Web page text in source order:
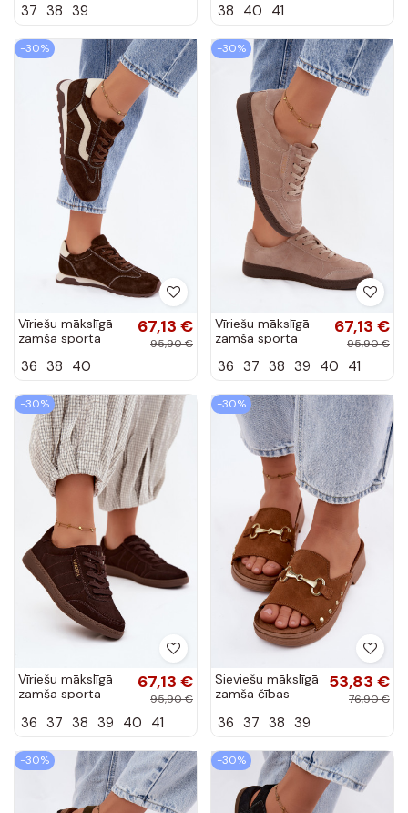
Ismina
37 38 39
krāsā Sombra
38 40 41
-30%
Vīriešu mākslīgā
zamša sporta
šokolādes krāsā
67,13 €
95,90 €
36 38 40
-30%
Vīriešu mākslīgā
zamša sporta
79635 smilšu
67,13 €
95,90 €
36 37 38 39 40 41
-30%
Vīriešu mākslīgā
zamša sporta
79635 šokolādes
67,13 €
95,90 €
36 37 38 39 40 41
-30%
Sieviešu mākslīgā
zamša čības
brūnā krāsā
53,83 €
76,90 €
36 37 38 39
-30% -30%